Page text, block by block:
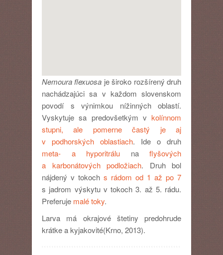
Nemoura flexuosa je široko rozšírený druh
nachádzajúci sa v každom slovenskom
povodí s výnimkou nížinných oblastí.
Vyskytuje sa predovšetkým v kolínnom
stupni, ale pomerne častý je aj
v podhorských oblastiach. Ide o druh
meta- a hyporitrálu na flyšových
a karbonátových podložiach. Druh bol
nájdený v tokoch s rádom od 1 až po 7
s jadrom výskytu v tokoch 3. až 5. rádu.
Preferuje malé toky.
Larva má okrajové štetiny predohrude
krátke a kyjakovité(Krno, 2013).